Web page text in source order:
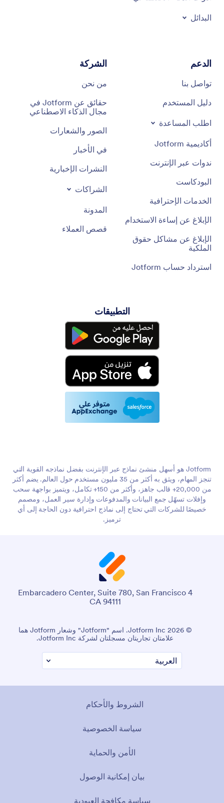
البدائل
الدعم
تواصل بنا
دليل المستخدم
اطلب المساعدة
أكاديمية Jotform
ندوات عبر الإنترنت
البودكاست
الخدمات الإحترافية
الإبلاغ عن إساءة الاستخدام
الإبلاغ عن مشاكل حقوق
الملكية
استرداد حساب Jotform
الشركة
من نحن
حقائق عن Jotform في
مجال الذكاء الاصطناعي
الصور والشعارات
في الأخبار
النشرات الإخبارية
الشراكات
المدونة
قصص العملاء
التطبيقات
Jotform هو أسهل منشئ نماذج عبر الإنترنت بفضل نماذجه القوية التي
تنجز المهام، ويثق به أكثر من 35 مليون مستخدم حول العالم. يضم أكثر
من 20,000+ قالب جاهز، وأكثر من 150+ تكامل، ويتميز بواجهة سحب
وإفلات تسهّل جمع البيانات والمدفوعات وإدارة سير العمل، ومصمم
خصيصًا للشركات التي تحتاج إلى نماذج احترافية دون الحاجة إلى أي
ترميز.
4 Embarcadero Center, Suite 780, San Francisco
CA 94111
© 2026 Jotform Inc. اسم "Jotform" وشعار Jotform هما
علامتان تجاريتان مسجلتان لشركة Jotform Inc.
الشروط والأحكام
سياسة الخصوصية
الأمن والحماية
بيان إمكانية الوصول
سياسة مكافحة العبودية